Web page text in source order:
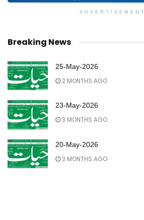
ADVERTISEMENT
Breaking News
25-May-2026
2 MONTHS AGO
23-May-2026
3 MONTHS AGO
20-May-2026
3 MONTHS AGO